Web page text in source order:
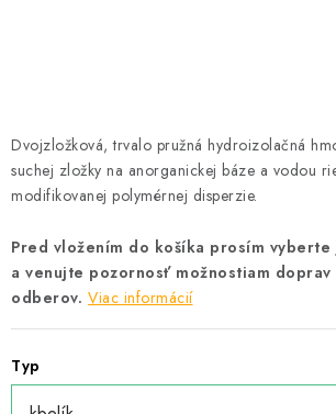
Dvojzložková, trvalo pružná hydroizolačná
suchej zložky na anorganickej báze a vodou
modifikovanej polymérnej disperzie.
Pred vložením do košíka prosím
a venujte pozornosť možnostiam doprav
odberov. Viac informácií
Typ